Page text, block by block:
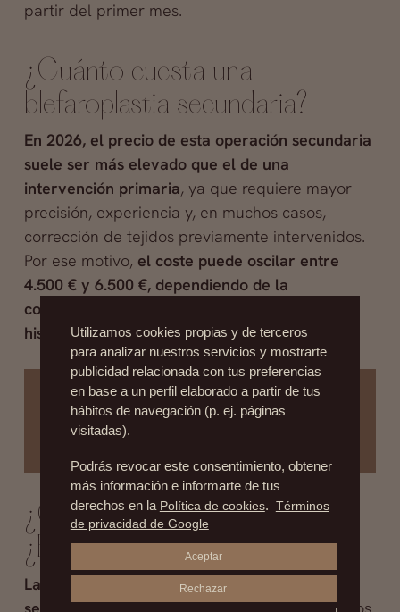
partir del primer mes.
¿Cuánto cuesta una
blefaroplastia secundaria?
En 2026, el precio de esta operación secundaria
suele ser más elevado que el de una
intervención primaria, ya que requiere mayor
precisión, experiencia y, en muchos casos,
corrección de tejidos previamente intervenidos.
Por ese motivo, el coste puede oscilar entre
4.500 € y 6.500 €, dependiendo de la
complejidad del caso, la técnica necesaria y el
historial quirúrgico del paciente.
¿Te interesa esta cirugía?Agenda tu cita sin
compromiso
¿Cómo es el postoperatorio?
¿Es doloroso?
La recuperación tras una blefaroplastia suele
Utilizamos cookies propias y de terceros
para analizar nuestros servicios y mostrarte
publicidad relacionada con tus preferencias
en base a un perfil elaborado a partir de tus
hábitos de navegación (p. ej. páginas
visitadas).
Podrás revocar este consentimiento, obtener
más información e informarte de tus
derechos en la Política de cookies. Términos
de privacidad de Google
Aceptar
Rechazar